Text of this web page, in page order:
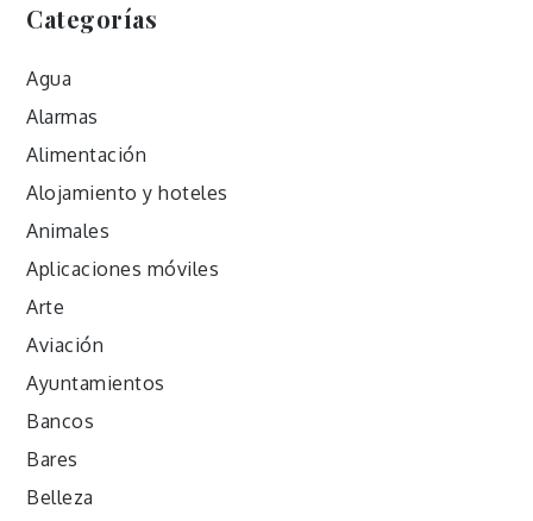
Categorías
Agua
Alarmas
Alimentación
Alojamiento y hoteles
Animales
Aplicaciones móviles
Arte
Aviación
Ayuntamientos
Bancos
Bares
Belleza